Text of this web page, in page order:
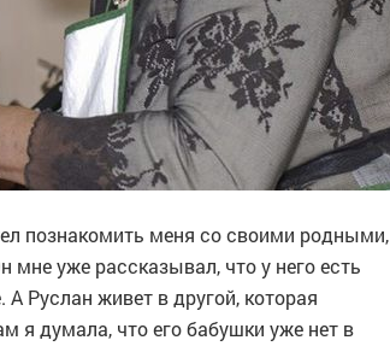
познакомить меня со своими родными,
уже рассказывал, что у него есть
Руслан живет в другой, которая
я думала, что его бабушки уже нет в